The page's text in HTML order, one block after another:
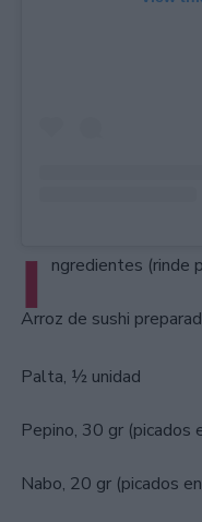
I ngredientes (rinde
Arroz de sushi
Palta, ½ unidad
Pepino, 30 gr (picados
Nabo, 20 gr (picados